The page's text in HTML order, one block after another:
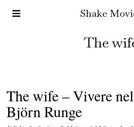
Shake
The
The wife – Vivere
Björn Runge